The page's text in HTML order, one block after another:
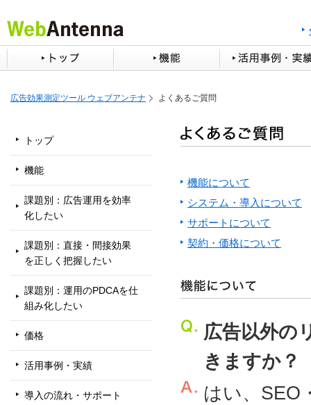
広告効果測定ツール ウェブアンテナ よくあるご質問
トップ
機能
課題別：広告運用を効率
化したい
課題別：直接・間接効果
を正しく把握したい
課題別：運用のPDCAを仕
組み化したい
価格
活用事例・実績
導入の流れ・サポート
機能について
システム・導入について
サポートについて
契約・価格について
広告以外の
きますか？
はい、SEO